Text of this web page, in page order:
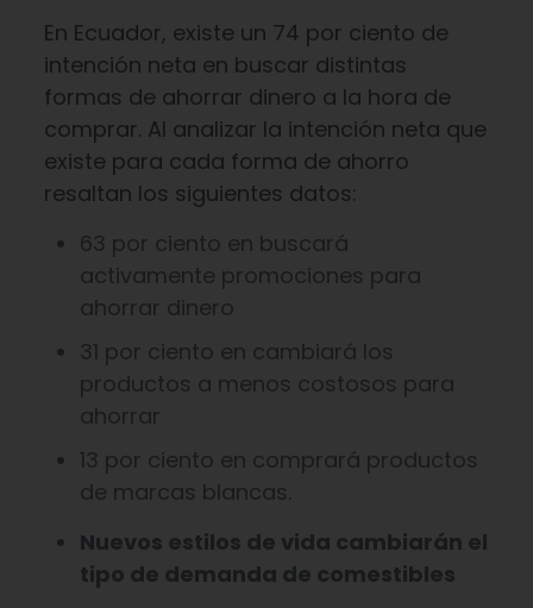
En Ecuador, existe un 74 por ciento de
intención neta en buscar distintas
formas de ahorrar dinero a la hora de
comprar. Al analizar la intención neta que
existe para cada forma de ahorro
resaltan los siguientes datos:
63 por ciento en buscará
activamente promociones para
ahorrar dinero
31 por ciento en cambiará los
productos a menos costosos para
ahorrar
13 por ciento en comprará productos
de marcas blancas.
Nuevos estilos de vida cambiarán el
tipo de demanda de comestibles